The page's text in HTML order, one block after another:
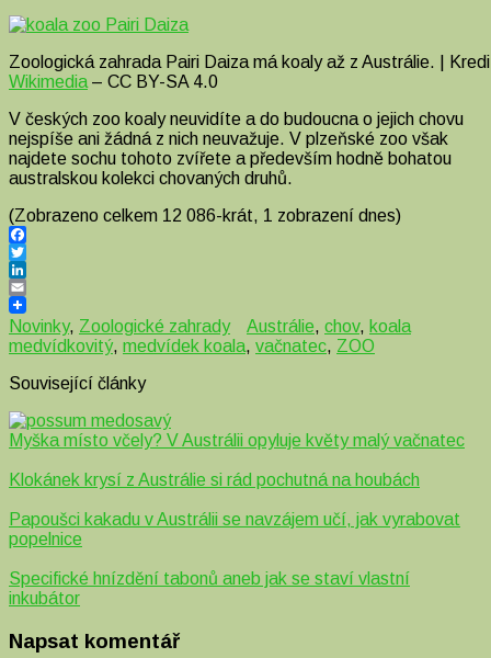
Zoologická zahrada Pairi Daiza má koaly až z Austrálie. |
Wikimedia – CC BY-SA 4.0
V českých zoo koaly neuvidíte a do budoucna o jejich chovu
nejspíše ani žádná z nich neuvažuje. V plzeňské zoo však
najdete sochu tohoto zvířete a především hodně bohatou
australskou kolekci chovaných druhů.
(Zobrazeno celkem 12 086-krát, 1 zobrazení dnes)
Facebook
Twitter
LinkedIn
Email
Novinky, Zoologické zahrady Austrálie, chov, koala
medvídkovitý, medvídek koala, vačnatec, ZOO
Související články
Myška místo včely? V Austrálii opyluje květy malý vačnatec
Klokánek krysí z Austrálie si rád pochutná na houbách
Papoušci kakadu v Austrálii se navzájem učí, jak vyrabovat
popelnice
Specifické hnízdění tabonů aneb jak se staví vlastní
inkubátor
Napsat komentář